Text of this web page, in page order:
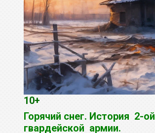
10+
Горячий снег. История 2-ой
гвардейской армии.